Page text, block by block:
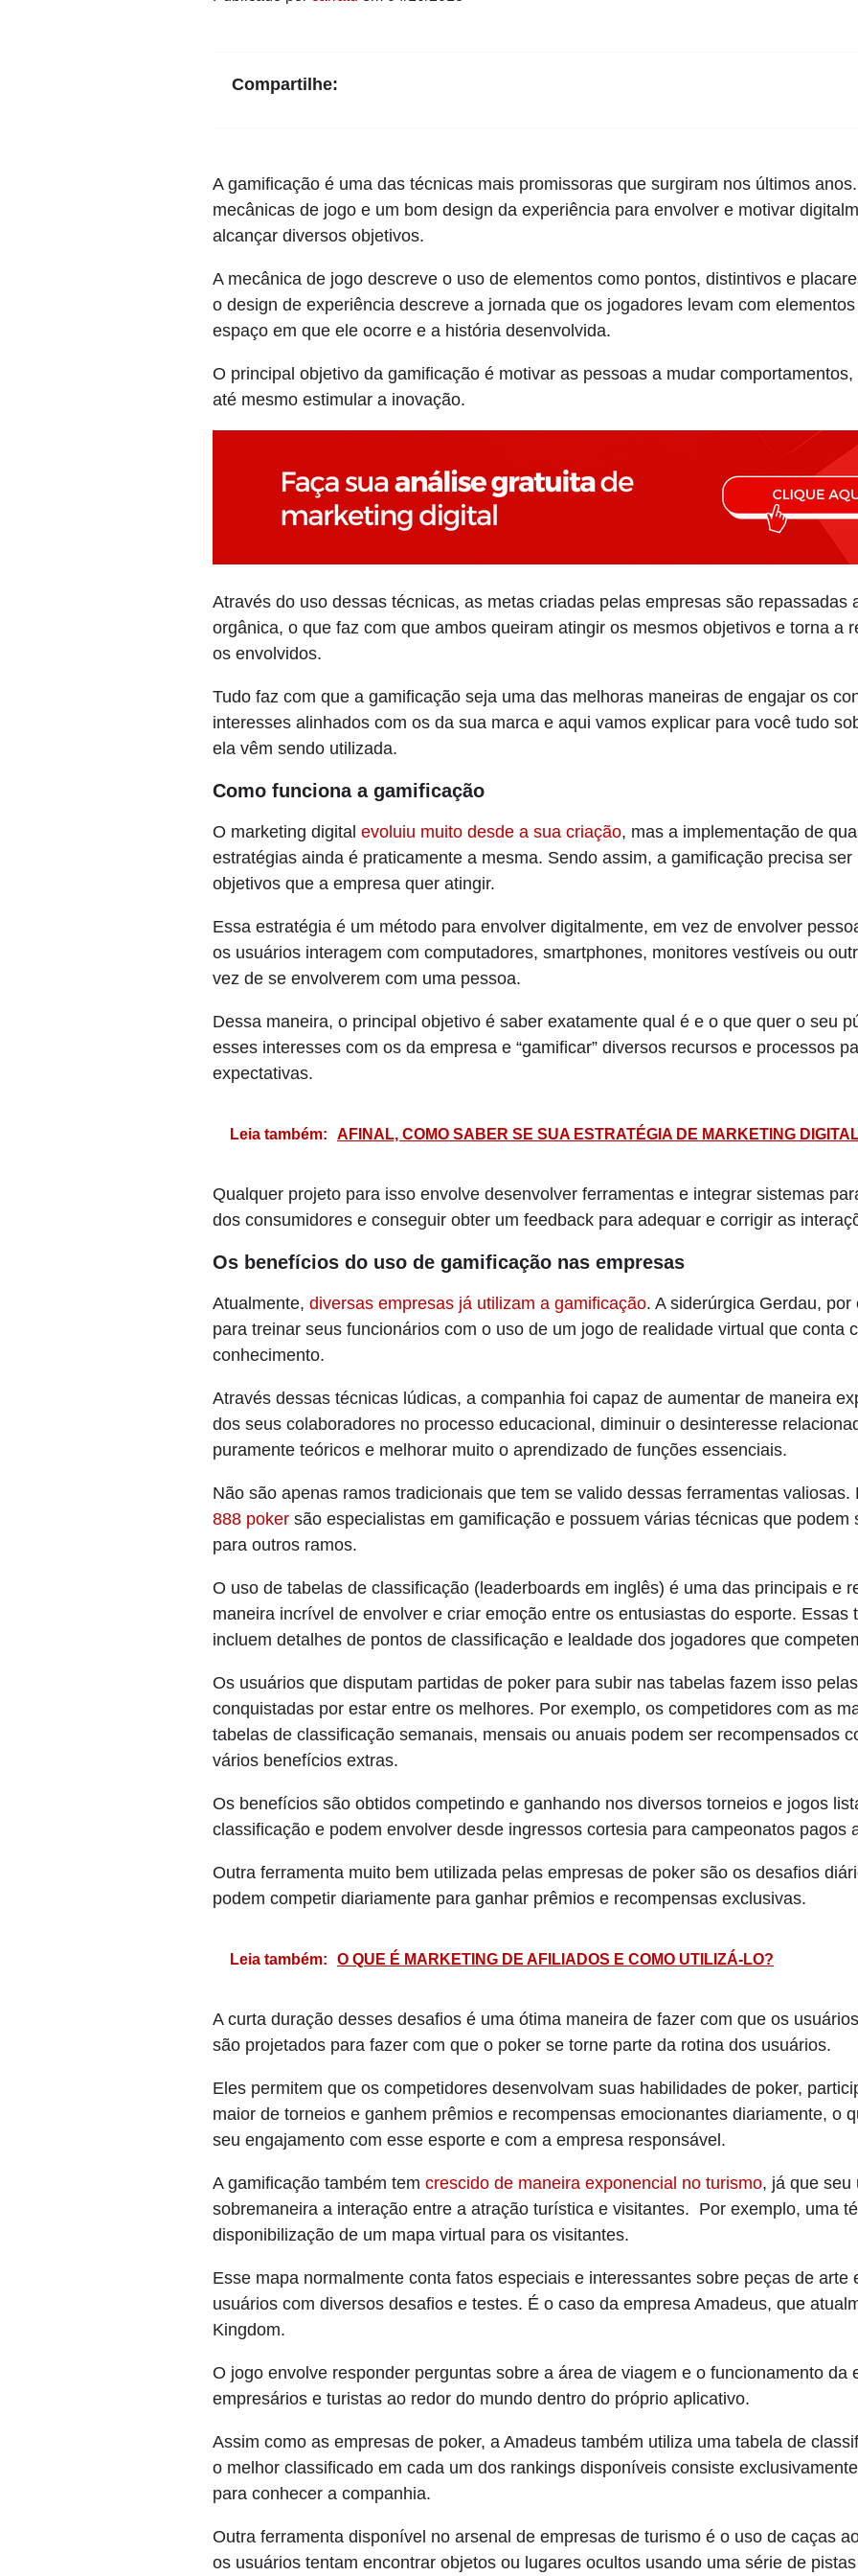
Compartilhe:
A gamificação é uma das técnicas mais promissoras que surgiram nos últimos
mecânicas de jogo e um bom design da experiência para envolver e motivar
alcançar diversos objetivos.
A mecânica de jogo descreve o uso de elementos como pontos, distintivos e
o design de experiência descreve a jornada que os jogadores levam com
espaço em que ele ocorre e a história desenvolvida.
O principal objetivo da gamificação é motivar as pessoas a mudar
até mesmo estimular a inovação.
Através do uso dessas técnicas, as metas criadas pelas empresas são repassadas
orgânica, o que faz com que ambos queiram atingir os mesmos objetivos e torna a
os envolvidos.
Tudo faz com que a gamificação seja uma das melhoras maneiras de engajar os
interesses alinhados com os da sua marca e aqui vamos explicar para você tudo
ela vêm sendo utilizada.
Como funciona a gamificação
O marketing digital evoluiu muito desde a sua criação, mas a implementação de
estratégias ainda é praticamente a mesma. Sendo assim, a gamificação precisa
objetivos que a empresa quer atingir.
Essa estratégia é um método para envolver digitalmente, em vez de envolver
os usuários interagem com computadores, smartphones, monitores vestíveis ou
vez de se envolverem com uma pessoa.
Dessa maneira, o principal objetivo é saber exatamente qual é e o que quer o seu
esses interesses com os da empresa e “gamificar” diversos recursos e processos
expectativas.
Leia também: AFINAL, COMO SABER SE SUA ESTRATÉGIA DE MARKETING
Qualquer projeto para isso envolve desenvolver ferramentas e integrar sistemas
dos consumidores e conseguir obter um feedback para adequar e corrigir as
Os benefícios do uso de gamificação nas empresas
Atualmente, diversas empresas já utilizam a gamificação. A siderúrgica Gerdau,
para treinar seus funcionários com o uso de um jogo de realidade virtual que conta
conhecimento.
Através dessas técnicas lúdicas, a companhia foi capaz de aumentar de maneira
dos seus colaboradores no processo educacional, diminuir o desinteresse
puramente teóricos e melhorar muito o aprendizado de funções essenciais.
Não são apenas ramos tradicionais que tem se valido dessas ferramentas
888 poker são especialistas em gamificação e possuem várias técnicas que podem
para outros ramos.
O uso de tabelas de classificação (leaderboards em inglês) é uma das principais e
maneira incrível de envolver e criar emoção entre os entusiastas do esporte. Essas
incluem detalhes de pontos de classificação e lealdade dos jogadores que
Os usuários que disputam partidas de poker para subir nas tabelas fazem isso
conquistadas por estar entre os melhores. Por exemplo, os competidores com as
tabelas de classificação semanais, mensais ou anuais podem ser recompensados
vários benefícios extras.
Os benefícios são obtidos competindo e ganhando nos diversos torneios e jogos
classificação e podem envolver desde ingressos cortesia para campeonatos pagos
Outra ferramenta muito bem utilizada pelas empresas de poker são os desafios
podem competir diariamente para ganhar prêmios e recompensas exclusivas.
Leia também: O QUE É MARKETING DE AFILIADOS E COMO UTILIZÁ-LO?
A curta duração desses desafios é uma ótima maneira de fazer com que os
são projetados para fazer com que o poker se torne parte da rotina dos usuários.
Eles permitem que os competidores desenvolvam suas habilidades de poker,
maior de torneios e ganhem prêmios e recompensas emocionantes diariamente, o
seu engajamento com esse esporte e com a empresa responsável.
A gamificação também tem crescido de maneira exponencial no turismo, já que seu
sobremaneira a interação entre a atração turística e visitantes. Por exemplo, uma
disponibilização de um mapa virtual para os visitantes.
Esse mapa normalmente conta fatos especiais e interessantes sobre peças de arte
usuários com diversos desafios e testes. É o caso da empresa Amadeus, que
Kingdom.
O jogo envolve responder perguntas sobre a área de viagem e o funcionamento da
empresários e turistas ao redor do mundo dentro do próprio aplicativo.
Assim como as empresas de poker, a Amadeus também utiliza uma tabela de
o melhor classificado em cada um dos rankings disponíveis consiste
para conhecer a companhia.
Outra ferramenta disponível no arsenal de empresas de turismo é o uso de caças
os usuários tentam encontrar objetos ou lugares ocultos usando uma série de